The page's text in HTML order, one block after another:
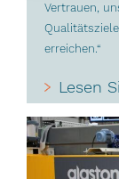
Vertrauen,
erreichen.“
Lesen